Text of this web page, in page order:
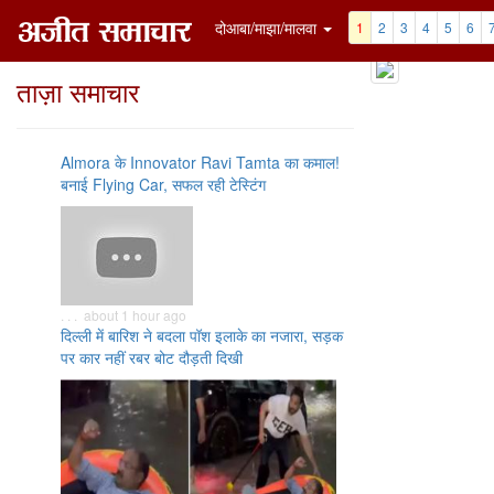
दोआबा/माझा/मालवा 1 2 3 4 5 6
ताज़ा समाचार
Almora के Innovator Ravi Tamta का कमाल!
बनाई Flying Car, सफल रही टेस्टिंग
. . . about 1 hour ago
दिल्ली में बारिश ने बदला पॉश इलाके का नजारा, सड़क
पर कार नहीं रबर बोट दौड़ती दिखी